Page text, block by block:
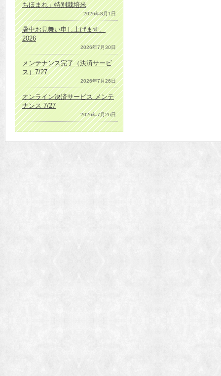
ちほまれ」特別栽培米
2026年8月1日
暑中お見舞い申し上げます。
2026
2026年7月30日
メンテナンス完了（決済サービ
ス）7/27
2026年7月26日
オンライン決済サービス メンテ
ナンス 7/27
2026年7月26日